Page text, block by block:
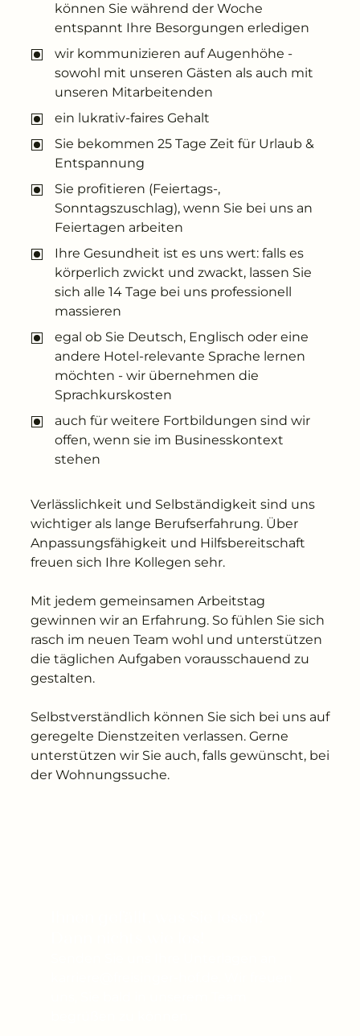
können Sie während der Woche
entspannt Ihre Besorgungen erledigen
wir kommunizieren auf Augenhöhe -
sowohl mit unseren Gästen als auch mit
unseren Mitarbeitenden
ein lukrativ-faires Gehalt
Sie bekommen 25 Tage Zeit für Urlaub &
Entspannung
Sie profitieren (Feiertags-,
Sonntagszuschlag), wenn Sie bei uns an
Feiertagen arbeiten
Ihre Gesundheit ist es uns wert: falls es
körperlich zwickt und zwackt, lassen Sie
sich alle 14 Tage bei uns professionell
massieren
egal ob Sie Deutsch, Englisch oder eine
andere Hotel-relevante Sprache lernen
möchten - wir übernehmen die
Sprachkurskosten
auch für weitere Fortbildungen sind wir
offen, wenn sie im Businesskontext
stehen
Verlässlichkeit und Selbständigkeit sind uns
wichtiger als lange Berufserfahrung. Über
Anpassungsfähigkeit und Hilfsbereitschaft
freuen sich Ihre Kollegen sehr.
Mit jedem gemeinsamen Arbeitstag
gewinnen wir an Erfahrung. So fühlen Sie sich
rasch im neuen Team wohl und unterstützen
die täglichen Aufgaben vorausschauend zu
gestalten.
Selbstverständlich können Sie sich bei uns auf
geregelte Dienstzeiten verlassen. Gerne
unterstützen wir Sie auch, falls gewünscht, bei
der Wohnungssuche.